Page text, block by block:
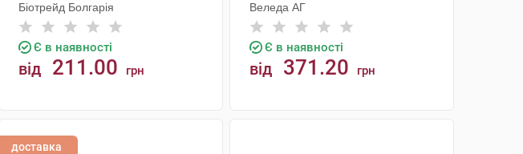
Біотрейд Болгарія
Є в наявності
від 211.00 грн
Веледа АГ
Є в наявності
від 371.20 грн
доставка